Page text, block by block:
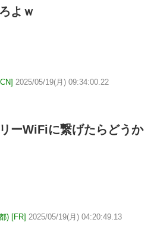
よｗ
2025/05/19(月) 09:34:00.22
ーWiFiに繋げたらどうか
) [FR] 2025/05/19(月) 04:20:49.13